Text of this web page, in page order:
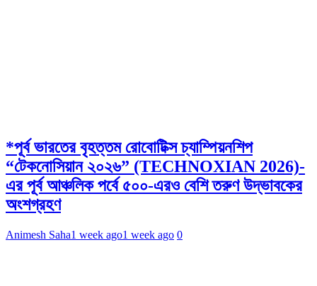
*পূর্ব ভারতের বৃহত্তম রোবোটিক্স চ্যাম্পিয়নশিপ
“টেকনোসিয়ান ২০২৬” (TECHNOXIAN 2026)-
এর পূর্ব আঞ্চলিক পর্বে ৫০০-এরও বেশি তরুণ উদ্ভাবকের
অংশগ্রহণ
Animesh Saha1 week ago1 week ago 0